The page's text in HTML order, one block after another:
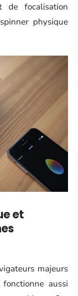
de focalisation
physique
et
majeurs
aussi